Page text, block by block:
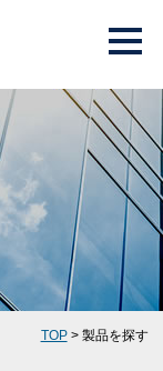
TOP> 製品を探す